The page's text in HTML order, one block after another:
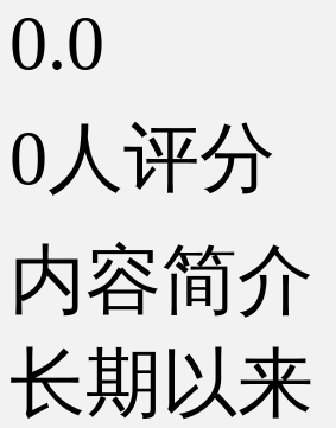
0.0
0人评分
内容简介
长期以